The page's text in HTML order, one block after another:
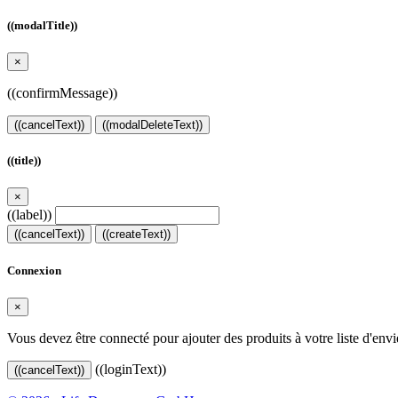
((modalTitle))
×
((confirmMessage))
((cancelText)) ((modalDeleteText))
((title))
×
((label))
((cancelText)) ((createText))
Connexion
×
Vous devez être connecté pour ajouter des produits à votre liste
((cancelText)) ((loginText))